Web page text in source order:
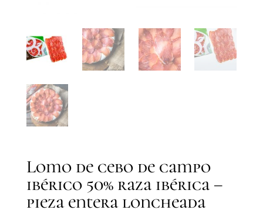
Lomo de cebo de campo
ibérico 50% raza ibérica –
pieza entera loncheada